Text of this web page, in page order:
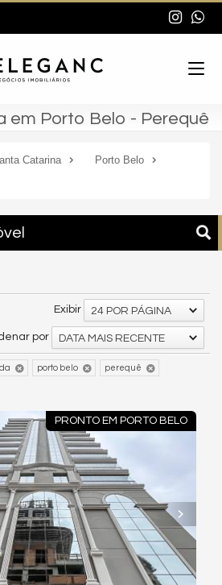
em Porto Belo - Perequê
Catarina
Porto Belo
Exibir 24 POR PÁGINA
por DATA MAIS RECENTE
porto belo perequê
PRONTO EM PORTO BELO